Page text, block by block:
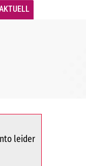
leider